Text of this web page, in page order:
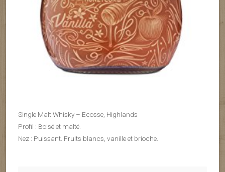
Single Malt Whisky – Ecosse, Highlands
Profil : Boisé et malté.
Nez : Puissant. Fruits blancs, vanille et brioche.